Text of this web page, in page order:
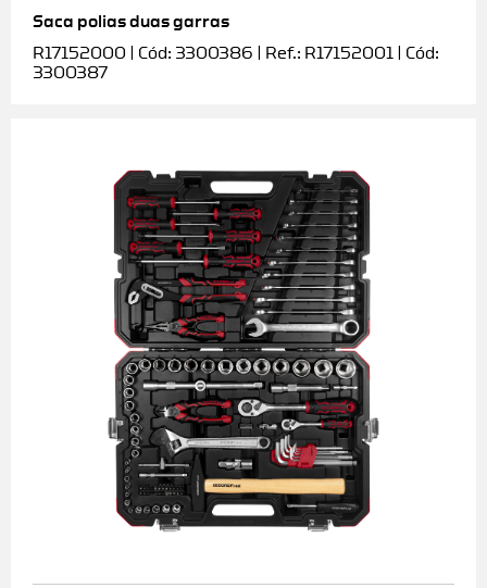
Saca polias duas garras
R17152000 | Cód: 3300386 | Ref.: R17152001 | Cód:
3300387